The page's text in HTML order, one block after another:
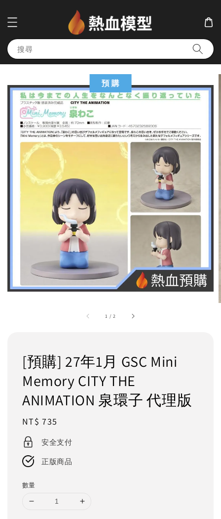
搜尋
1 /2
預 購
[預購] 27年1月 GSC Mini
Memory CITY THE
ANIMATION 泉環子 代理版
Regular
price
NT$ 735
安全支付
正版商品
數量